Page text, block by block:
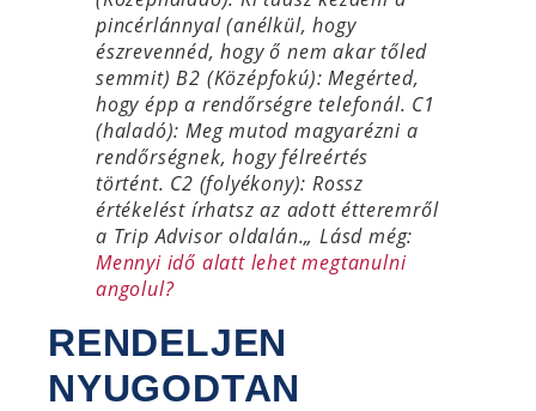
pincérlánnyal (anélkül, hogy
észrevennéd, hogy ő nem akar tőled
semmit) B2 (Középfokú): Megérted,
hogy épp a rendőrségre telefonál. C1
(haladó): Meg mutod magyarézni a
rendőrségnek, hogy félreértés
történt. C2 (folyékony): Rossz
értékelést írhatsz az adott étteremről
a Trip Advisor oldalán.„ Lásd még:
Mennyi idő alatt lehet megtanulni
angolul?
RENDELJEN
NYUGODTAN